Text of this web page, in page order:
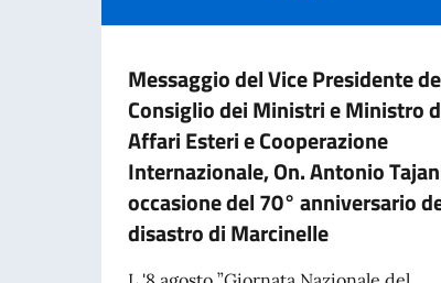
Messaggio del Vice Presidente
Consiglio dei Ministri e Ministro
Affari Esteri e Cooperazione
Internazionale, On. Antonio
occasione del 70° anniversario
disastro di Marcinelle